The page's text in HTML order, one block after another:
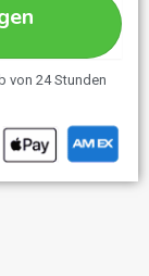
von 24 Stunden